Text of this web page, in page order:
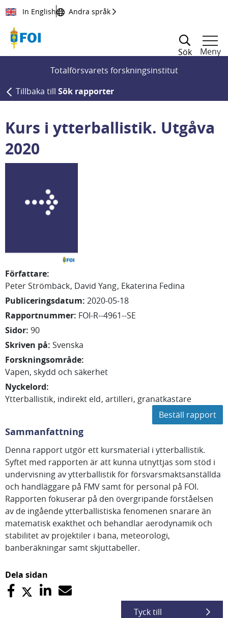
Till innehållet
In English Andra språk
Sök
Meny
Totalförsvarets forskningsinstitut
Tillbaka till Sök rapporter
Kurs i ytterballistik. Utgåva
2020
Författare:
PeterStrömbäck David Yang Ekaterina Fedina
Publiceringsdatum: 2020-05-18
Rapportnummer: FOI-R--4961--SE
Sidor: 90
Skriven på: Svenska
Forskningsområde:
Vapen, skydd och säkerhet
Nyckelord:
Ytterballistik indirekt eld artilleri granatkastare
Beställ rapport
Sammanfattning
Denna rapport utgör ett kursmaterial i ytterballistik.
Syftet med rapporten är att kunna utnyttjas som stöd i
undervisning av ytterballistik för försvarsmaktsanställda
och handläggare på FMV samt för personal på FOI.
Rapporten fokuserar på den övergripande förståelsen
av de ingående ytterballistiska fenomenen snarare än
matematisk exakthet och behandlar aerodynamik och
stabilitet av projektiler i bana, meteorologi,
banberäkningar samt skjuttabeller.
Dela sidan
Tyck till